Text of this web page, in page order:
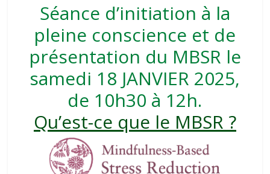
Séance d’initiation à la
pleine conscience et de
présentation du MBSR le
samedi 18 JANVIER 2025,
de 10h30 à 12h.
Qu’est-ce que le MBSR ?